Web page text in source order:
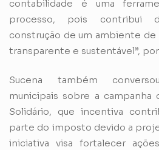
contabilidade é uma
processo, pois contribui
construção de um ambiente de
transparente e sustentável”,
Sucena também
municipais sobre a
Solidário, que incentiva
parte do imposto devido a
iniciativa visa fortalecer